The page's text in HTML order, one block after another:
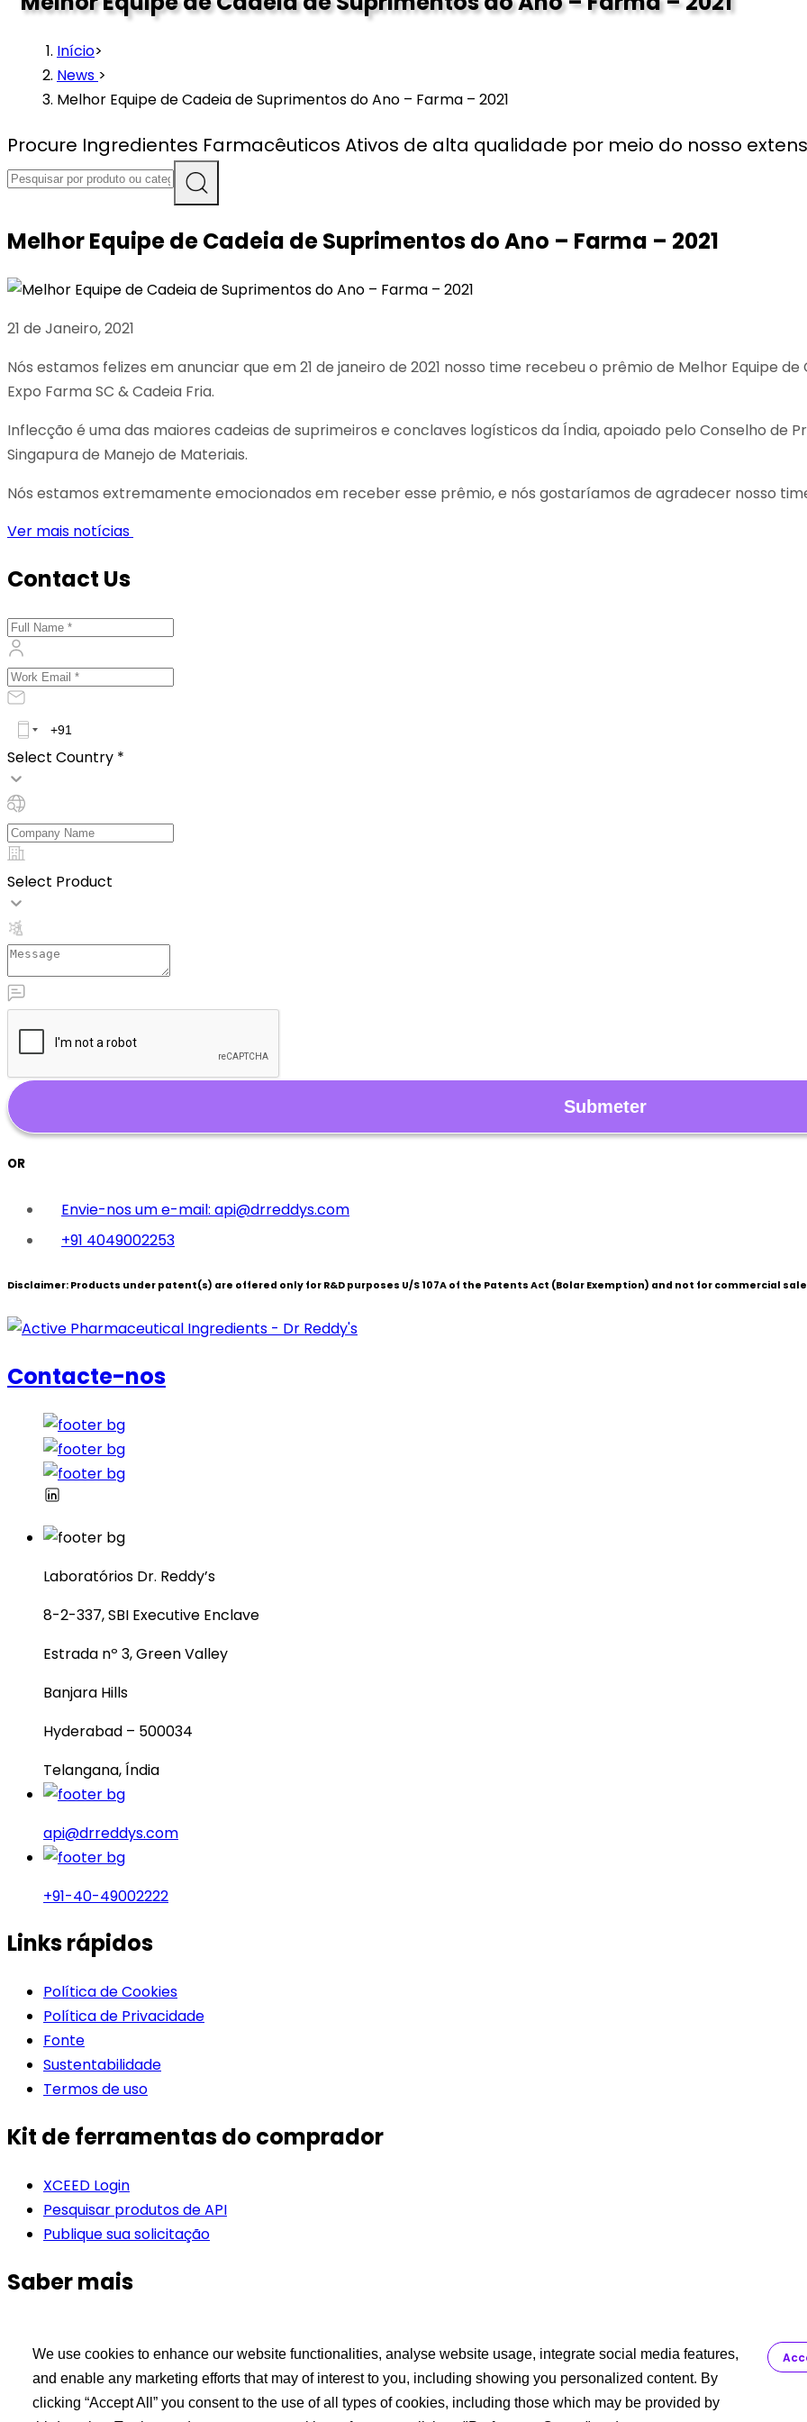
We use cookies to enhance our website functionalities, analyse website usage, integrate social media features,
and enable any marketing efforts that may of interest to you, including showing you personalized content. By
clicking “Accept All” you consent to the use of all types of cookies, including those which may be provided by
Início>
News >
Melhor Equipe de Cadeia de Suprimentos do Ano – Farma – 2021
Procure Ingredientes Farmacêuticos Ativos de alta qualidade por meio do nosso
Melhor Equipe de Cadeia de Suprimentos do Ano – Farma – 2021
21 de Janeiro, 2021
Nós estamos felizes em anunciar que em 21 de janeiro de 2021 nosso time recebeu o prêmio de Melhor Equipe
Expo Farma SC & Cadeia Fria.
Inflecção é uma das maiores cadeias de suprimeiros e conclaves logísticos da Índia, apoiado pelo Conselho de
Singapura de Manejo de Materiais.
Nós estamos extremamente emocionados em receber esse prêmio, e nós gostaríamos de agradecer nosso
Ver mais notícias
Contact Us
Select Country *
Select Product
OR
Envie-nos um e-mail: api@drreddys.com
+91 4049002253
Disclaimer: Products under patent(s) are offered only for R&D purposes U/S 107A of the Patents Act (Bolar Exemption) and not for commercial
Contacte-nos
Laboratórios Dr. Reddy’s
8-2-337, SBI Executive Enclave
Estrada nº 3, Green Valley
Banjara Hills
Hyderabad – 500034
Telangana, Índia
api@drreddys.com
+91-40-49002222
Links rápidos
Política de Cookies
Política de Privacidade
Fonte
Sustentabilidade
Termos de uso
Kit de ferramentas do comprador
XCEED Login
Pesquisar produtos de API
Publique sua solicitação
Saber mais
Fabricação de API
Serviço ao cliente
R&D